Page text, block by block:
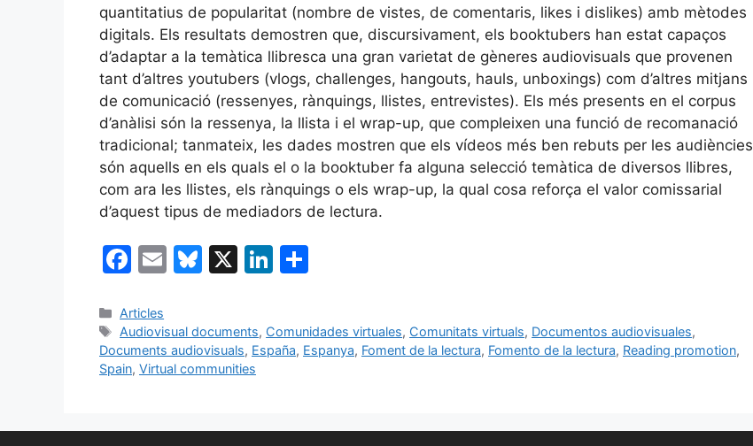
quantitatius de popularitat (nombre de vistes, de comentaris, likes i dislikes) amb mètodes
digitals. Els resultats demostren que, discursivament, els booktubers han estat capaços
d’adaptar a la temàtica llibresca una gran varietat de gèneres audiovisuals que provenen
tant d’altres youtubers (vlogs, challenges, hangouts, hauls, unboxings) com d’altres mitjans
de comunicació (ressenyes, rànquings, llistes, entrevistes). Els més presents en el corpus
d’anàlisi són la ressenya, la llista i el wrap-up, que compleixen una funció de recomanació
tradicional; tanmateix, les dades mostren que els vídeos més ben rebuts per les audiències
són aquells en els quals el o la booktuber fa alguna selecció temàtica de diversos llibres,
com ara les llistes, els rànquings o els wrap-up, la qual cosa reforça el valor comissarial
d’aquest tipus de mediadors de lectura.
F
c
e
b
o
E
l
Bl
s
k
X
Li
e p
ix
Categories
Articles
Etiquetes
Audiovisual documents, Comunidades virtuales, Comunitats virtuals, Documentos audiovisuales,
Documents audiovisuals, España, Espanya, Foment de la lectura, Fomento de la lectura, Reading promotion,
Spain, Virtual communities